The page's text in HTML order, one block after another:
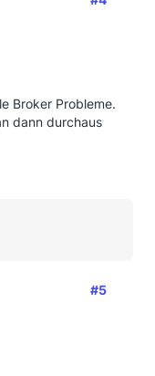
Broker Probleme.
dann durchaus
#5